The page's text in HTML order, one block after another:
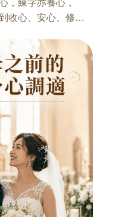
、健康狀況及行動
和泰純青基金會集
和泰純青基金會解
為支持而不暴走的
長
放在各時期重要任
，掌握不同階段不
下慣性連鎖反應，
情緒訊號的溝通
察」與界線感。
負責任的決策力。
先穩住自己的情緒頻
的家庭韌性基地。
的對話公式，幫助
在面對多變的世界
面對世界的能力
易情緒卡住
，練字亦養心，
收心、安心、修心
兩堂
8/27、9/3、9/10、
九宮格紙)